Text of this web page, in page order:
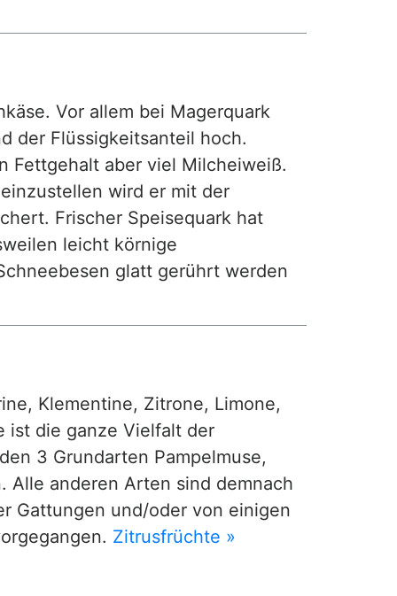
Vor allem bei Magerquark
der Flüssigkeitsanteil hoch.
Fettgehalt aber viel Milcheiweiß.
wird er mit der
Frischer Speisequark hat
leicht körnige
glatt gerührt werden
Klementine, Zitrone, Limone,
ist die ganze Vielfalt der
3 Grundarten Pampelmuse,
Alle anderen Arten sind demnach
Gattungen und/oder von einigen
Zitrusfrüchte »